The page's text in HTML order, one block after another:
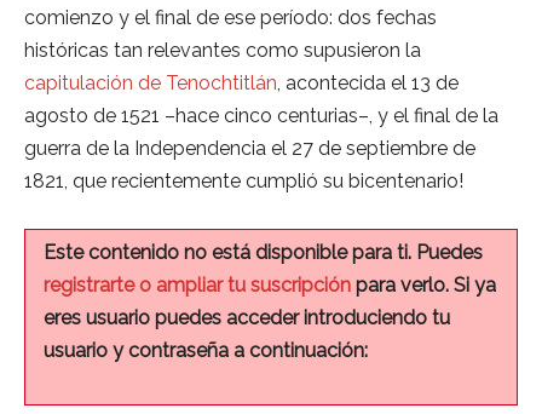
comienzo y el final de ese período: dos fechas
históricas tan relevantes como supusieron la
capitulación de Tenochtitlán, acontecida el 13 de
agosto de 1521 –hace cinco centurias–, y el final de la
guerra de la Independencia el 27 de septiembre de
1821, que recientemente cumplió su bicentenario!
Este contenido no está disponible para ti. Puedes
registrarte o ampliar tu suscripción para verlo. Si ya
eres usuario puedes acceder introduciendo tu
usuario y contraseña a continuación: